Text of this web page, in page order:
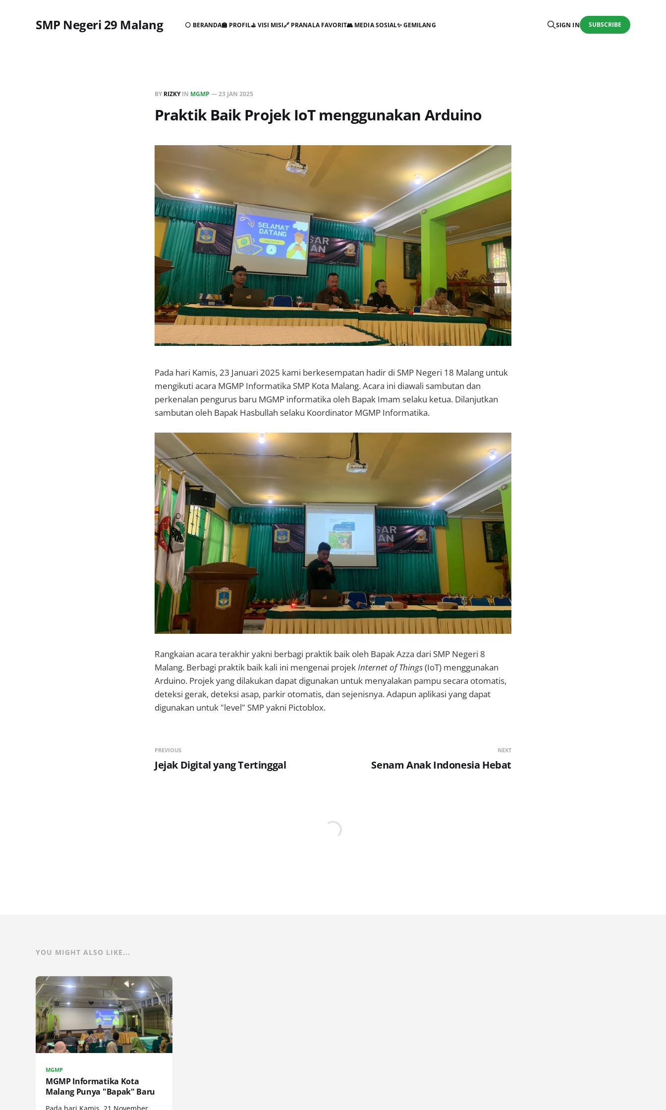
SMP Negeri 29 Malang ⚪ BERANDA🏫 PROFIL⛳ VISI MISI🔗 PRANALA FAVORIT👥 MEDIA SOSIAL✨ GEMILANG SIGN IN SUBSCRIBE
BY RIZKYIN MGMP —23 JAN 2025
Praktik Baik Projek IoT menggunakan Arduino
Pada hari Kamis, 23 Januari 2025 kami berkesempatan hadir di SMP Negeri 18 Malang untuk
mengikuti acara MGMP Informatika SMP Kota Malang. Acara ini diawali sambutan dan
perkenalan pengurus baru MGMP informatika oleh Bapak Imam selaku ketua. Dilanjutkan
sambutan oleh Bapak Hasbullah selaku Koordinator MGMP Informatika.
Rangkaian acara terakhir yakni berbagi praktik baik oleh Bapak Azza dari SMP Negeri 8
Malang. Berbagi praktik baik kali ini mengenai projekInternet of Things(IoT) menggunakan
Arduino. Projek yang dilakukan dapat digunakan untuk menyalakan pampu secara otomatis,
deteksi gerak, deteksi asap, parkir otomatis, dan sejenisnya. Adapun aplikasi yang dapat
digunakan untuk "level" SMP yakni Pictoblox.
PREVIOUS
Jejak Digital yang Tertinggal
NEXT
Senam Anak Indonesia Hebat
YOU MIGHT ALSO LIKE...
MGMP
MGMP Informatika Kota
Malang Punya "Bapak" Baru